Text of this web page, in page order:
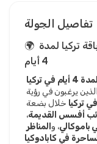
تفاصيل الجولة
🌍
4 أيام
يرغبون في رؤية
تركيا
أفسس القديمة
باموكالي، و
في كابادوكيا